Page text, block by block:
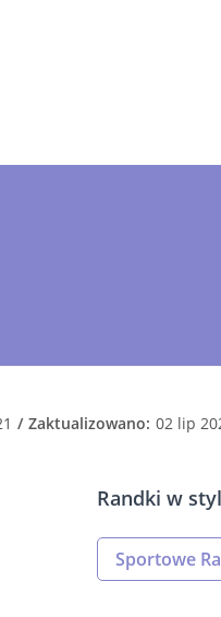
Zaktualizowano: 02 lip
Randki w
Sportowe